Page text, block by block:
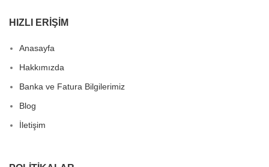
HIZLI ERIŞIM
Anasayfa
Hakkımızda
Banka ve Fatura Bilgilerimiz
Blog
İletişim